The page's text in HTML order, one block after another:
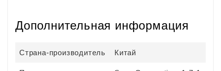
Дополнительная информация
Страна-производитель Китай